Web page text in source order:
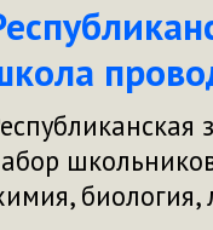
биология,